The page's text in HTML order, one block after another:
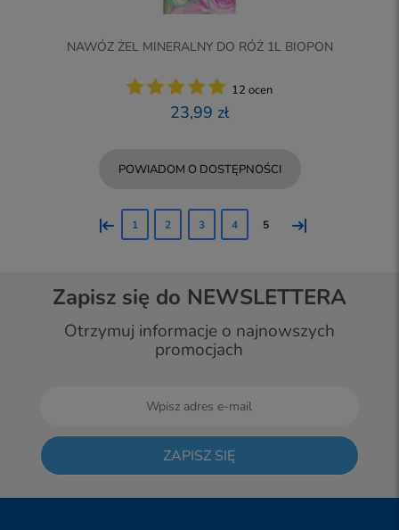
NAWÓZ ŻEL MINERALNY DO RÓŻ 1L BIOPON
12 ocen
23,99 zł
POWIADOM O DOSTĘPNOŚCI
« 1 2 3 4 5 »
Zapisz się do NEWSLETTERA
Otrzymuj informacje o najnowszych
promocjach
ZAPISZ SIĘ